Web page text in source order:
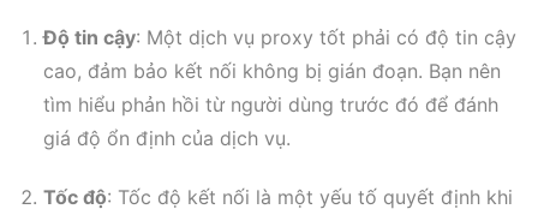
Độ tin cậy: Một dịch vụ proxy tốt phải có độ tin cậy
cao, đảm bảo kết nối không bị gián đoạn. Bạn nên
tìm hiểu phản hồi từ người dùng trước đó để đánh
giá độ ổn định của dịch vụ.
Tốc độ: Tốc độ kết nối là một yếu tố quyết định khi